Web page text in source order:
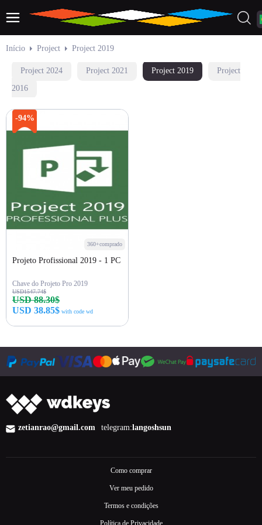
Início Project Project 2019
Project 2024 Project 2021 Project 2019
Project
2016
-94%
360+comprado
Projeto Profissional 2019 - 1 PC
Chave do Projeto Pro 2019
USD1547.74$
USD 88.30$
USD 38.85$ with code wd
zetianrao@gmail.com telegram:langoshsun
Como comprar
Ver meu pedido
Termos e condições
Política de Privacidade